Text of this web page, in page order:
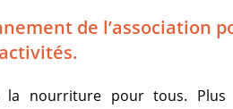
de l’association
la nourriture pour tous. Plus